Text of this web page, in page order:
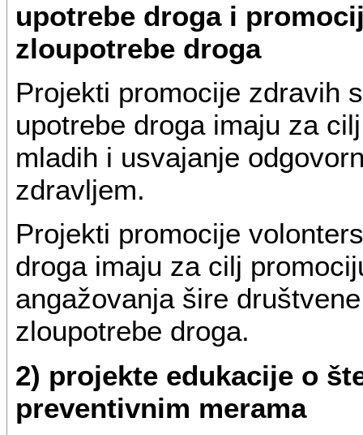
upotrebe droga i
zloupotrebe droga
Projekti promocije zdravih
upotrebe droga imaju za
mladih i usvajanje
zdravljem.
Projekti promocije
droga imaju za cilj
angažovanja šire
zloupotrebe droga.
2) projekte edukacije o
preventivnim merama